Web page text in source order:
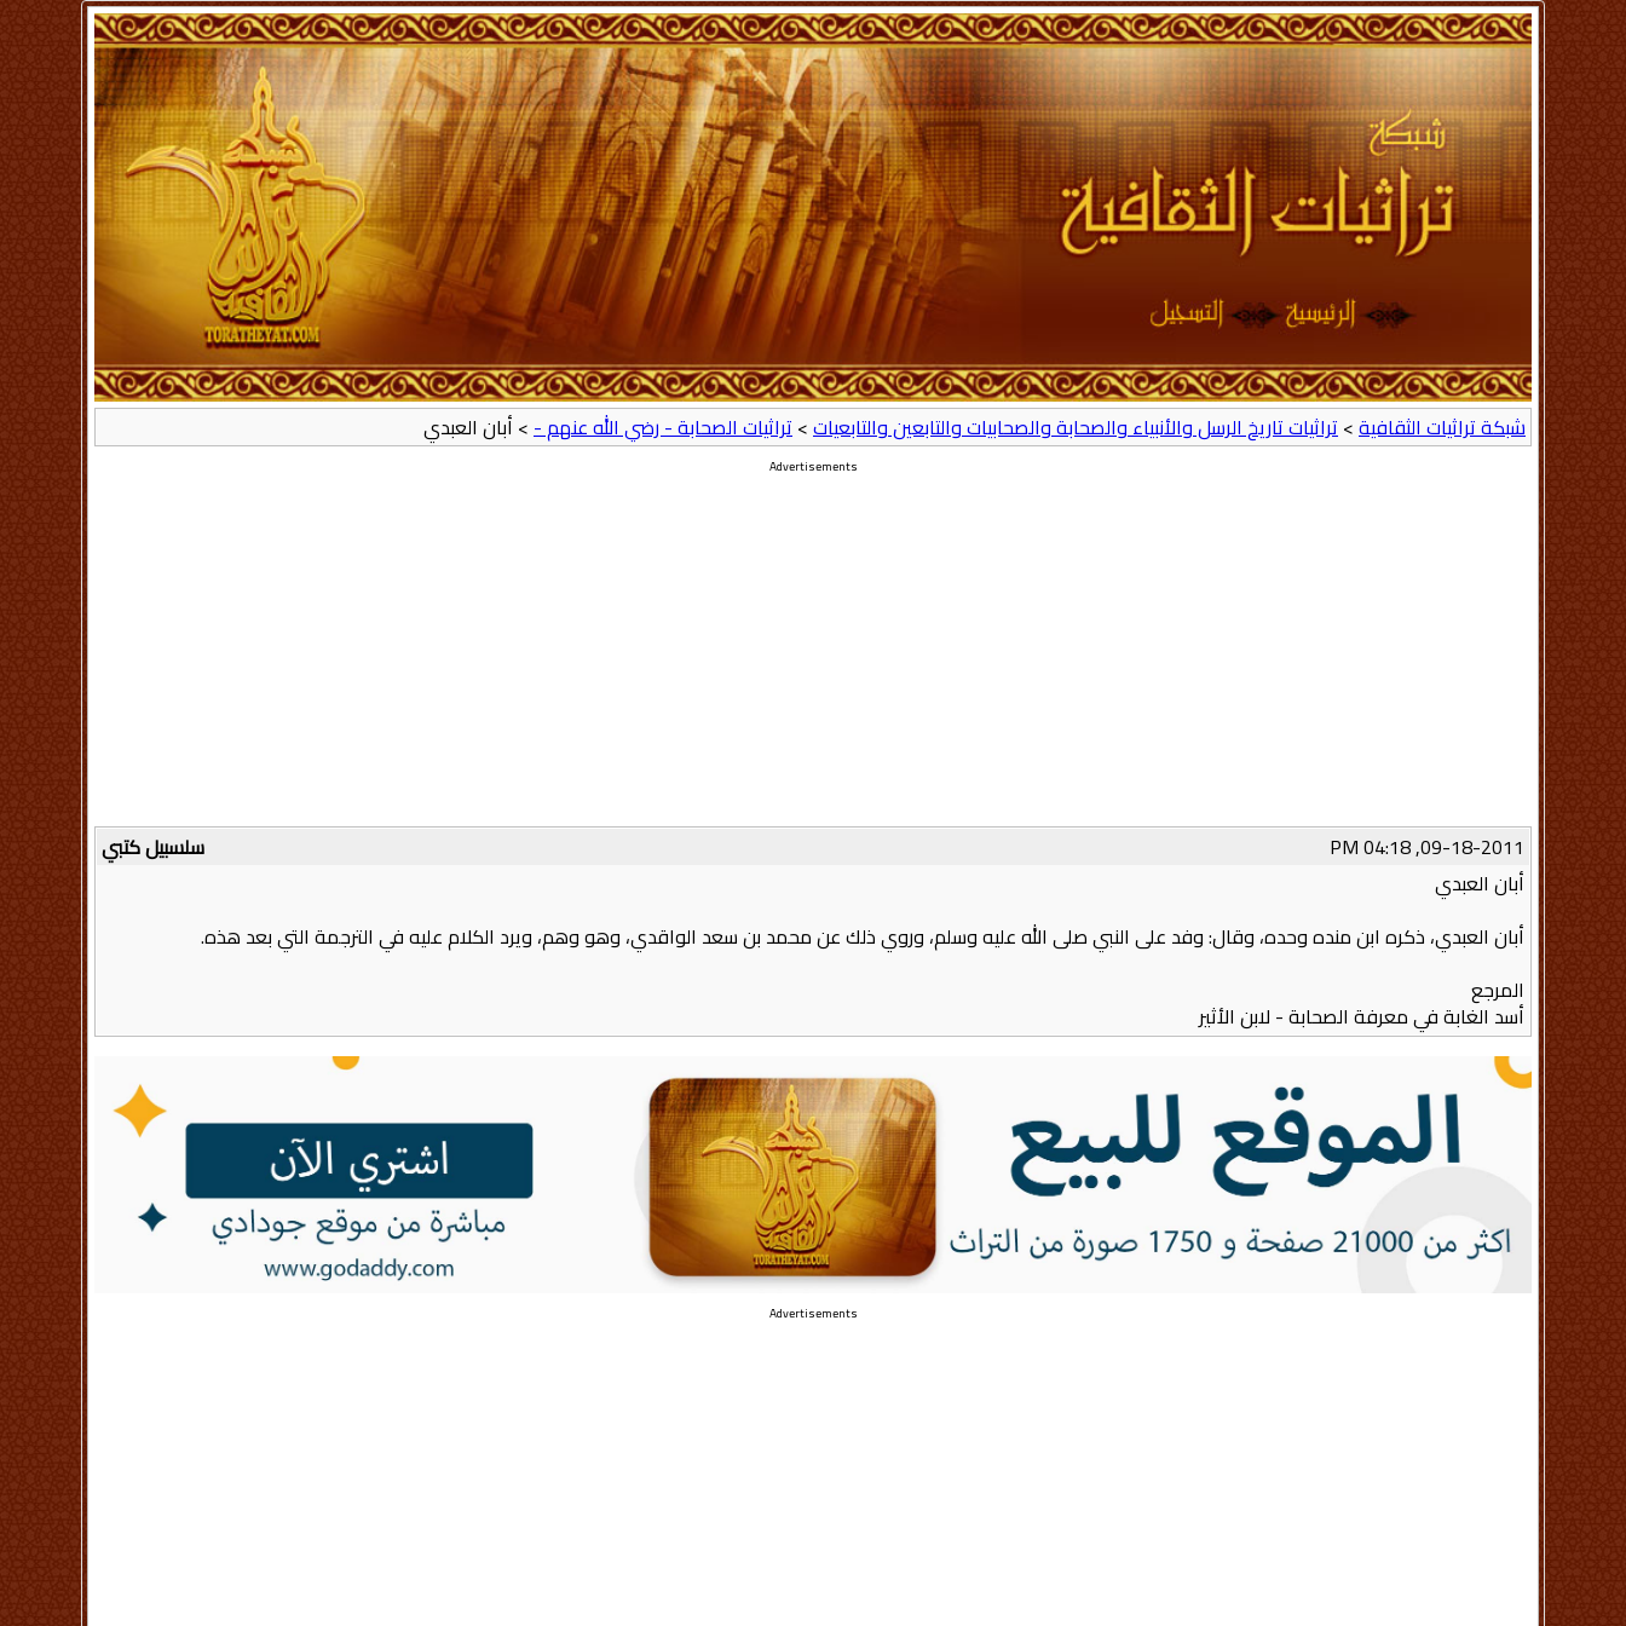
شبكة تراثيات الثقافية>تراثيات تاريخ الرسل والأنبياء والصحابة والصحابيات والتابعين والتابعيات>تراثيات الصحابة - رضي الله عنهم -> أبان العبدي
Advertisements
سلسبيل كتبي
09-18-2011, 04:18 PM
أبان العبدي
أبان العبدي، ذكره ابن منده وحده، وقال‏:‏ وفد على النبي صلى الله عليه وسلم، وروي ذلك عن محمد بن سعد الواقدي، وهو وهم، ويرد الكلام عليه في الترجمة التي بعد هذه‏.‏
المرجع
أسد الغابة في معرفة الصحابة - لابن الأثير
Advertisements